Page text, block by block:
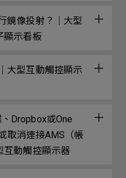
鏡像投射？｜大型
顯示看板
大型互動觸控顯示
Dropbox或One
取消連接AMS（帳
互動觸控顯示器